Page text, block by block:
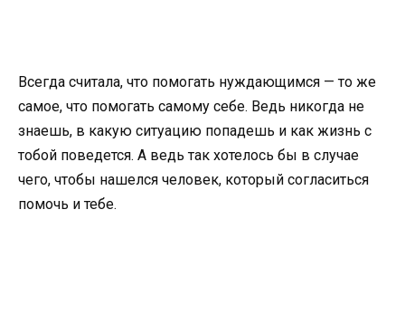
Всегда считала, что помогать нуждающимся — то же
самое, что помогать самому себе. Ведь никогда не
знаешь, в какую ситуацию попадешь и как жизнь с
тобой поведется. А ведь так хотелось бы в случае
чего, чтобы нашелся человек, который согласиться
помочь и тебе.